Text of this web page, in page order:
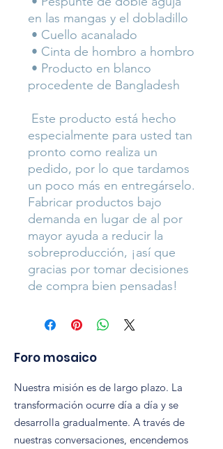
en las mangas y el dobladillo
• Cuello acanalado
• Cinta de hombro a hombro
procedente de Bangladesh
especialmente para usted tan
pronto como realiza un
pedido, por lo que tardamos
un poco más en entregárselo.
Fabricar productos bajo
demanda en lugar de al por
mayor ayuda a reducir la
sobreproducción, ¡así que
gracias por tomar decisiones
de compra bien pensadas!
Foro mosaico
Nuestra misión es de largo plazo. La
transformación ocurre día a día y se
desarrolla gradualmente. A través de
nuestras conversaciones, encendemos